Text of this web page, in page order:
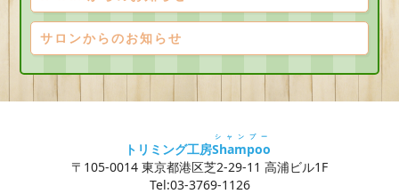
サロンからのお知らせ
トリミング工房Shampoo
シャンプー
〒105-0014 東京都港区芝2-29-11 高浦ビル1F
Tel:03-3769-1126